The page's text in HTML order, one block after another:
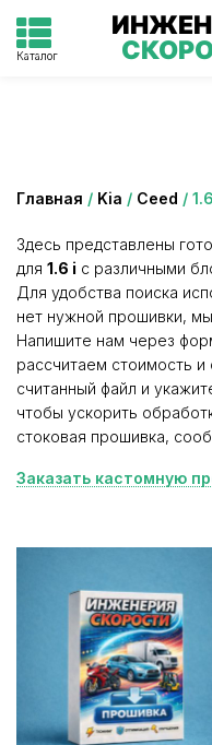
Каталог
Главная / Kia / Ceed /
Здесь представлены
для 1.6 i с различными
Для удобства поиска
нет нужной прошивки,
Напишите нам через
рассчитаем стоимость
считанный файл и
чтобы ускорить
стоковая прошивка,
Заказать кастомную